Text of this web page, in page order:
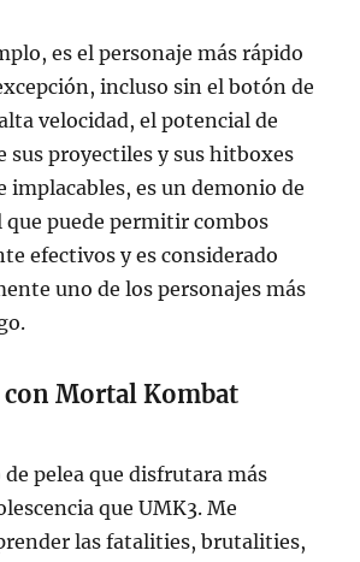
es el personaje más rápido
incluso sin el botón de
velocidad, el potencial de
sus proyectiles y sus hitboxes
implacables, es un demonio de
puede permitir combos
efectivos y es considerado
uno de los personajes más
Mortal Kombat
pelea que disfrutara más
que UMK3. Me
las fatalities, brutalities,